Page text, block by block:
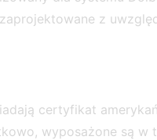
zaprojektowane z
certyfikat
wyposażone są w